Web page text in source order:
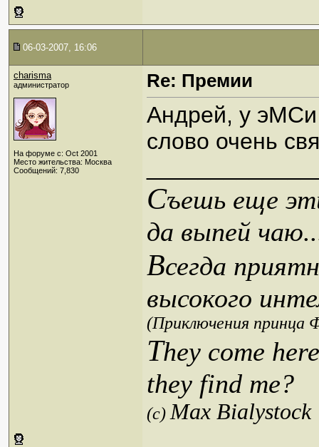
06-03-2007, 16:06
charisma
администратор
На форуме с: Oct 2001
Место жительства: Москва
Сообщений: 7,830
Re: Премии
Андрей, у эМСи
слово очень
Съешь еще
да выпей
Всегда
высокого
(Приключения принца
They come
they find me?
(c)Max Bialystock